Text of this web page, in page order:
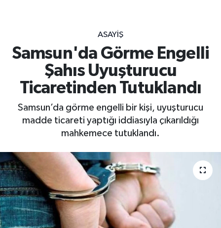
ASAYIŞ
Samsun'da Görme Engelli
Şahıs Uyuşturucu
Ticaretinden Tutuklandı
Samsun’da görme engelli bir kişi, uyuşturucu
madde ticareti yaptığı iddiasıyla çıkarıldığı
mahkemece tutuklandı.